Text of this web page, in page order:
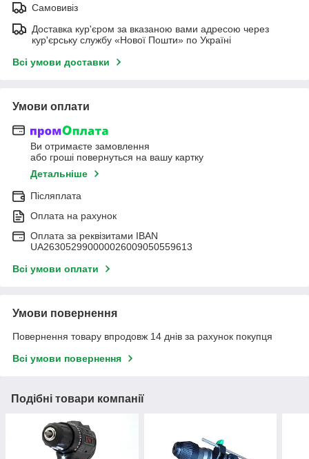
Самовивіз
Доставка кур'єром за вказаною вами адресою через
кур'єрську службу «Нової Пошти» по Україні
Всі умови доставки
Умови оплати
Ви отримаєте замовлення
або гроші повернуться на вашу картку
Детальніше
Післяплата
Оплата на рахунок
Оплата за реквізитами IBAN
UA263052990000026009050559613
Всі умови оплати
Умови повернення
Повернення товару впродовж 14 днів за рахунок покупця
Всі умови повернення
Подібні товари компанії